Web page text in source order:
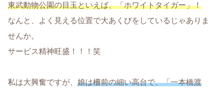
東武動物公園の目玉といえば、「ホワイトタイガー」！
なんと、よく見える位置で大あくびをしているじゃありま
せんか。
サービス精神旺盛！！！笑
私は大興奮ですが、 娘は柵前の細い高台で、「一本橋渡